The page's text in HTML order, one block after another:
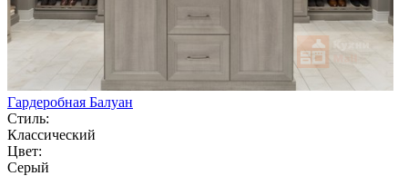
Гардеробная Балуан
Стиль:
Классический
Цвет:
Серый